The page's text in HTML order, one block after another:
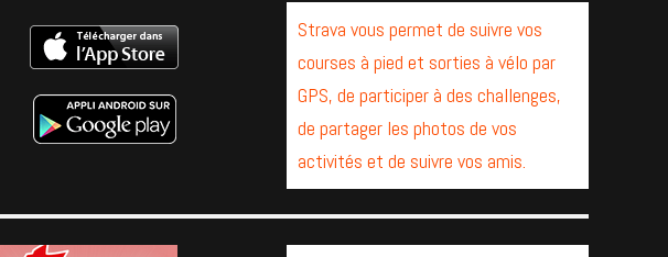
Strava vous permet de suivre vos
courses à pied et sorties à vélo par
GPS, de participer à des challenges,
de partager les photos de vos
activités et de suivre vos amis.